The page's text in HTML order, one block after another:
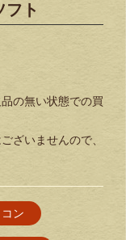
フト
の無い状態での買
ざいませんので、
ン